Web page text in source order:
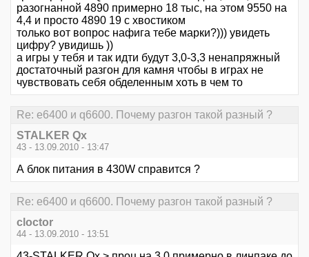
разогнанной 4890 примерно 18 тыс, на этом 9550 на
4,4 и просто 4890 19 с хвостиком
только вот вопрос нафига тебе марки?))) увидеть
цифру? увидишь ))
а игры у тебя и так идти будут 3,0-3,3 ненапряжный
достаточный разгон для камня чтобы в играх не
чувствовать себя обделенным хоть в чем то
Re: е6400 и q6600. Почему разгон такой разный ?
STALKER Qx
43 - 13.09.2010 - 13:47
А блок питания в 430W справится ?
Re: е6400 и q6600. Почему разгон такой разный ?
cloctor
44 - 13.09.2010 - 13:51